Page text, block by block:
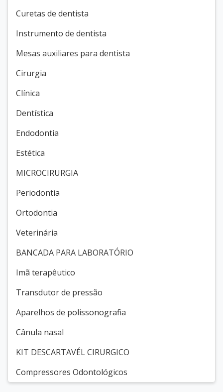
Curetas de dentista
Instrumento de dentista
Mesas auxiliares para dentista
Cirurgia
Clínica
Dentística
Endodontia
Estética
MICROCIRURGIA
Periodontia
Ortodontia
Veterinária
BANCADA PARA LABORATÓRIO
Imã terapêutico
Transdutor de pressão
Aparelhos de polissonografia
Cânula nasal
KIT DESCARTAVÉL CIRURGICO
Compressores Odontológicos